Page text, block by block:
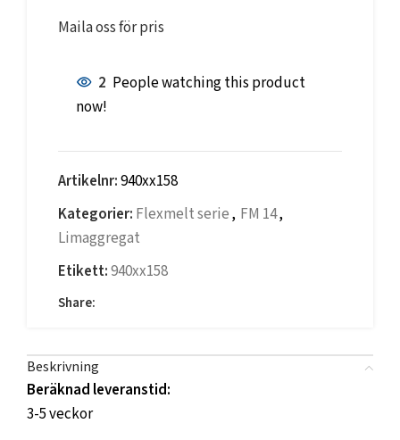
Maila oss för pris
2 People watching this product
now!
Artikelnr:940xx158
Kategorier: Flexmelt serie, FM 14,
Limaggregat
Etikett:940xx158
Share:
Beskrivning
Beräknad leveranstid:
3-5 veckor